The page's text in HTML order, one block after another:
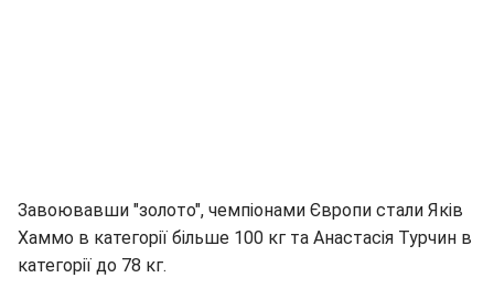
Завоювавши "золото", чемпіонами Європи стали Яків
Хаммо в категорії більше 100 кг та Анастасія Турчин в
категорії до 78 кг.